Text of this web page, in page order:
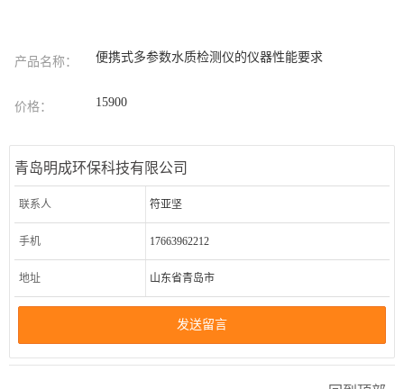
产品名称： 便携式多参数水质检测仪的仪器性能要求
价格： 15900
青岛明成环保科技有限公司
联系人 符亚坚
手机 17663962212
地址 山东省青岛市
发送留言